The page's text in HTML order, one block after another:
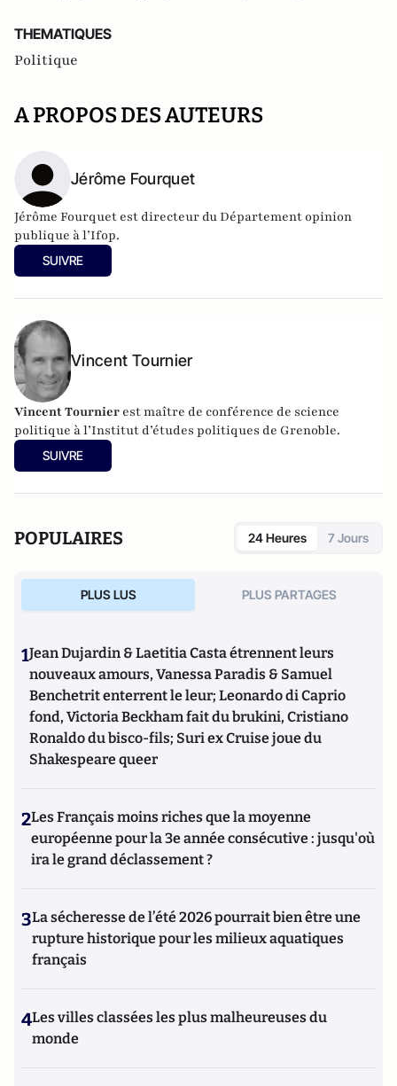
THEMATIQUES
Politique
A PROPOS DES AUTEURS
Jérôme Fourquet
Jérôme Fourquet est directeur du Département opinion
publique à l’Ifop.
SUIVRE
Vincent Tournier
Vincent Tournier est maître de conférence de science
politique à l’Institut d’études politiques de Grenoble.
SUIVRE
POPULAIRES 24 Heures 7 Jours
PLUS LUS PLUS PARTAGES
1Jean Dujardin & Laetitia Casta étrennent leurs
nouveaux amours, Vanessa Paradis & Samuel
Benchetrit enterrent le leur; Leonardo di Caprio
fond, Victoria Beckham fait du brukini, Cristiano
Ronaldo du bisco-fils; Suri ex Cruise joue du
Shakespeare queer
2Les Français moins riches que la moyenne
européenne pour la 3e année consécutive : jusqu'où
ira le grand déclassement ?
3La sécheresse de l’été 2026 pourrait bien être une
rupture historique pour les milieux aquatiques
français
4Les villes classées les plus malheureuses du
monde